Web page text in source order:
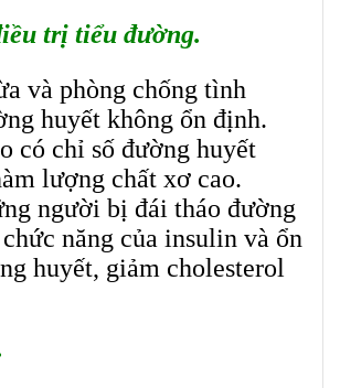
trị tiểu đường.
và phòng chống tình
huyết không ổn định.
có chỉ số đường huyết
lượng chất xơ cao.
người bị đái tháo đường
năng của insulin và ổn
huyết, giảm cholesterol